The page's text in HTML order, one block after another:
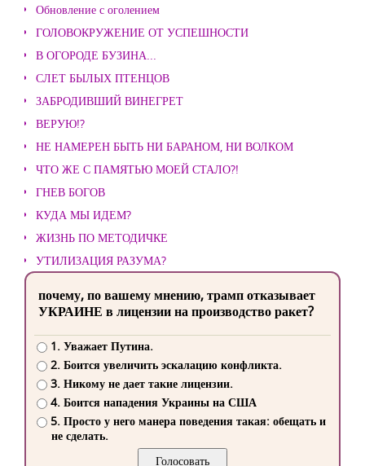
Обновление с оголением
ГОЛОВОКРУЖЕНИЕ ОТ УСПЕШНОСТИ
В ОГОРОДЕ БУЗИНА...
СЛЕТ БЫЛЫХ ПТЕНЦОВ
ЗАБРОДИВШИЙ ВИНЕГРЕТ
ВЕРУЮ!?
НЕ НАМЕРЕН БЫТЬ НИ БАРАНОМ, НИ ВОЛКОМ
ЧТО ЖЕ С ПАМЯТЬЮ МОЕЙ СТАЛО?!
ГНЕВ БОГОВ
КУДА МЫ ИДЕМ?
ЖИЗНЬ ПО МЕТОДИЧКЕ
УТИЛИЗАЦИЯ РАЗУМА?
почему, по вашему мнению, трамп отказывает
УКРАИНЕ в лицензии на производство ракет?
1. Уважает Путина.
2. Боится увеличить эскалацию конфликта.
3. Никому не дает такие лицензии.
4. Боится нападения Украины на США
5. Просто у него манера поведения такая: обещать и
не сделать.